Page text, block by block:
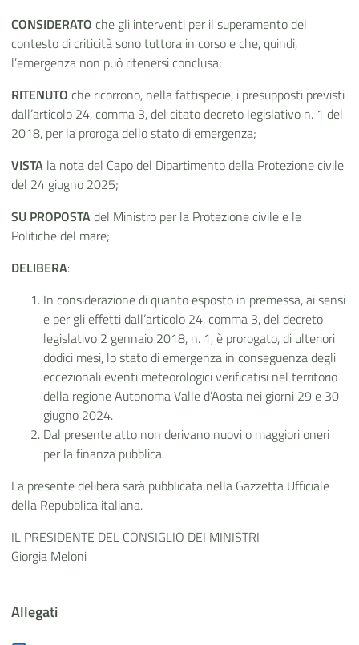
CONSIDERATO che gli interventi per il superamento del
contesto di criticità sono tuttora in corso e che, quindi,
l’emergenza non può ritenersi conclusa;
RITENUTO che ricorrono, nella fattispecie, i presupposti previsti
dall’articolo 24, comma 3, del citato decreto legislativo n. 1 del
2018, per la proroga dello stato di emergenza;
VISTA la nota del Capo del Dipartimento della Protezione civile
del 24 giugno 2025;
SU PROPOSTAdel Ministro per la Protezione civile e le
Politiche del mare;
DELIBERA:
In considerazione di quanto esposto in premessa, ai sensi
e per gli effetti dall’articolo 24, comma 3, del decreto
legislativo 2 gennaio 2018, n. 1, è prorogato, di ulteriori
dodici mesi, lo stato di emergenza in conseguenza degli
eccezionali eventi meteorologici verificatisi nel territorio
della regione Autonoma Valle d’Aosta nei giorni 29 e 30
giugno 2024.
Dal presente atto non derivano nuovi o maggiori oneri
per la finanza pubblica.
La presente delibera sarà pubblicata nella Gazzetta Ufficiale
della Repubblica italiana.
IL PRESIDENTE DEL CONSIGLIO DEI MINISTRI
Giorgia Meloni
Allegati